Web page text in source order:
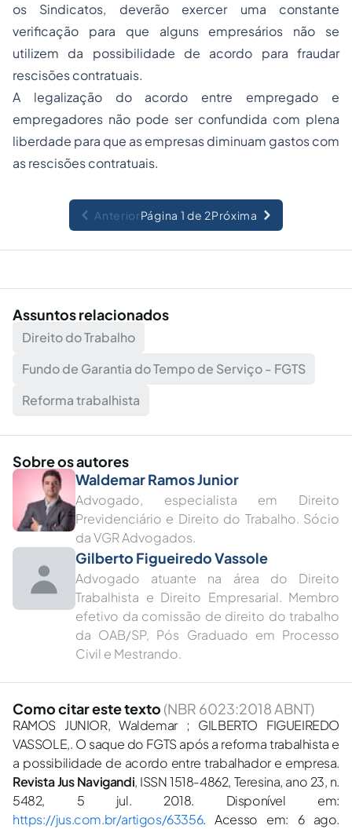
os Sindicatos, deverão exercer uma constante
verificação para que alguns empresários não se
utilizem da possibilidade de acordo para fraudar
rescisões contratuais.
A legalização do acordo entre empregado e
empregadores não pode ser confundida com plena
liberdade para que as empresas diminuam gastos com
as rescisões contratuais.
AnteriorPágina 1 de 2Próxima
Assuntos relacionados
Direito do Trabalho
Fundo de Garantia do Tempo de Serviço - FGTS
Reforma trabalhista
Sobre os autores
Waldemar Ramos Junior
Advogado, especialista em Direito
Previdenciário e Direito do Trabalho. Sócio
da VGR Advogados.
Gilberto Figueiredo Vassole
Advogado atuante na área do Direito
Trabalhista e Direito Empresarial. Membro
efetivo da comissão de direito do trabalho
da OAB/SP, Pós Graduado em Processo
Civil e Mestrando.
Como citar este texto (NBR 6023:2018 ABNT)
RAMOS JUNIOR, Waldemar ; GILBERTO FIGUEIREDO
VASSOLE,. O saque do FGTS após a reforma trabalhista e
a possibilidade de acordo entre trabalhador e empresa.
Revista Jus Navigandi, ISSN 1518-4862, Teresina, ano 23, n.
5482, 5 jul. 2018. Disponível em:
https://jus.com.br/artigos/63356. Acesso em: 6 ago.